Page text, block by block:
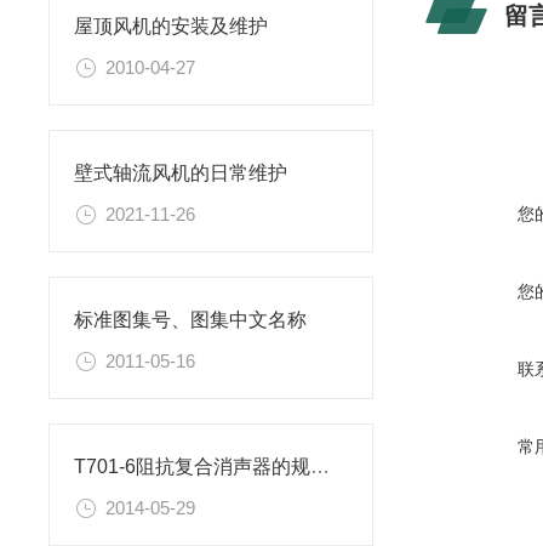
屋顶风机的安装及维护
2010-04-27
壁式轴流风机的日常维护
2021-11-26
标准图集号、图集中文名称
2011-05-16
T701-6阻抗复合消声器的规格尺寸
2014-05-29
留
您
您
联
常